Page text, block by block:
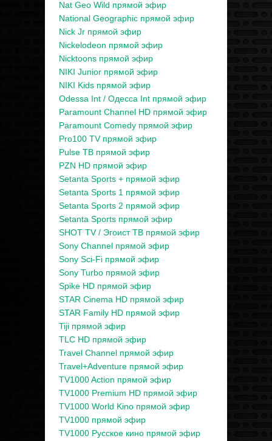
Nat Geo Wild прямой эфир
National Geographic прямой эфир
Nick Jr прямой эфир
Nickelodeon прямой эфир
Nicktoons прямой эфир
NIKI Junior прямой эфир
NIKI Kids прямой эфир
Odessa Int / Одесса Int прямой эфир
Paramount Channel HD прямой эфир
Paramount Comedy прямой эфир
Pro100 TV прямой эфир
Pulse ТВ прямой эфир
PZN HD прямой эфир
Setanta Sports + прямой эфир
Setanta Sports 1 прямой эфир
Setanta Sports 2 прямой эфир
Setanta Sports прямой эфир
SHOT TV / Эгоист ТВ прямой эфир
Sony Channel прямой эфир
Sony Sci-Fi прямой эфир
Sony Turbo прямой эфир
Spike HD прямой эфир
STAR Cinema HD прямой эфир
STAR Family HD прямой эфир
Tiji прямой эфир
TLC HD прямой эфир
Travel Channel прямой эфир
Travel+Adventure прямой эфир
TV1000 Action прямой эфир
TV1000 Premium HD прямой эфир
TV1000 World Kino прямой эфир
TV1000 прямой эфир
TV1000 Русское кино прямой эфир